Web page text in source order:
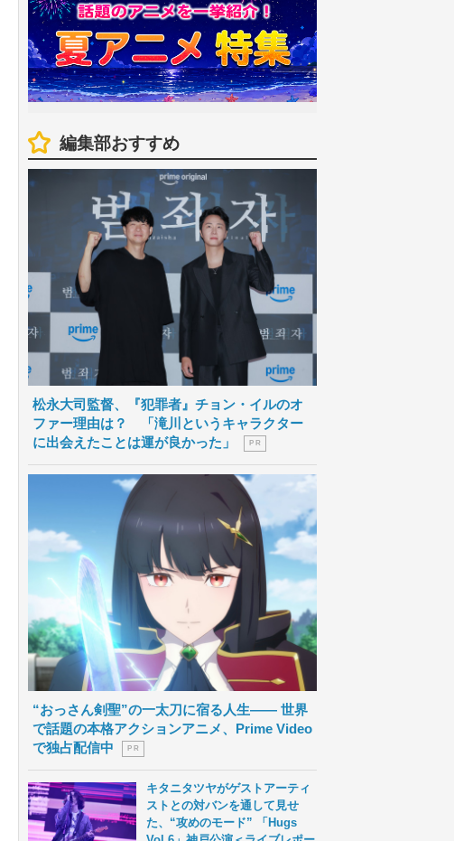
編集部おすすめ
松永大司監督、『犯罪者』チョン・イルのオ
ファー理由は？ 「滝川というキャラクター
に出会えたことは運が良かった」
P R
“おっさん剣聖”の一太刀に宿る人生―― 世界
で話題の本格アクションアニメ、Prime Video
で独占配信中
P R
キタニタツヤがゲストアーティ
ストとの対バンを通して見せ
た、“攻めのモード” 「Hugs